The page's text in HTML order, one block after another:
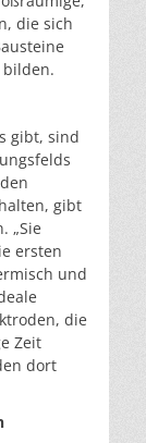
die sich
gibt, sind
gibt
„Sie
ersten
und
die
Zeit
dort